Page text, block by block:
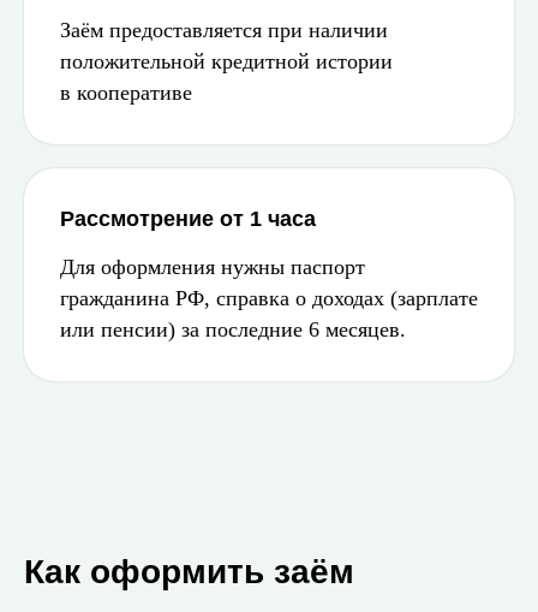
Заём предоставляется при наличии
положительной кредитной истории
в кооперативе
Рассмотрение от 1 часа
Для оформления нужны паспорт
гражданина РФ, справка о доходах (зарплате
или пенсии) за последние 6 месяцев.
Как оформить заём